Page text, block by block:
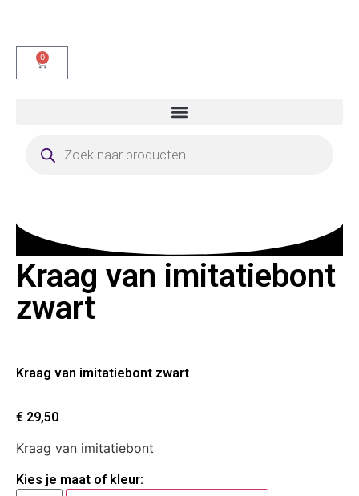
0
Kraag van imitatiebont
zwart
Kraag van imitatiebont zwart
€ 29,50
Kraag van imitatiebont
Kies je maat of kleur: